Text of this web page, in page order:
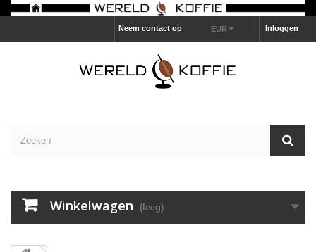
Inloggen
EUR
Neem contact op
Winkelwagen (leeg)